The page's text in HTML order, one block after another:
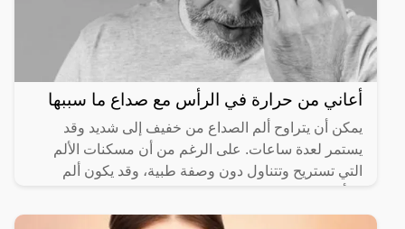
أعاني من حرارة في الرأس مع صداع ما سببها
يمكن أن يتراوح ألم الصداع من خفيف إلى شديد وقد
يستمر لعدة ساعات. على الرغم من أن مسكنات الألم
التي تستريح وتتناول دون وصفة طبية، وقد يكون ألم